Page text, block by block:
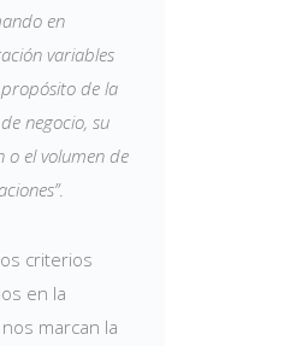
en
variables
de la
negocio, su
o el volumen de
.
criterios
en la
marcan la